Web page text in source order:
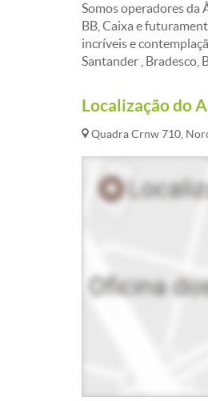
Somos operadores da
BB, Caixa e
incríveis e
Santander , Bradesco,
Localização do
Quadra Crnw 710,